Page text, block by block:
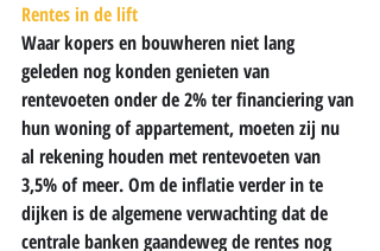
Rentes in de lift
Waar kopers en bouwheren niet lang
geleden nog konden genieten van
rentevoeten onder de 2% ter financiering van
hun woning of appartement, moeten zij nu
al rekening houden met rentevoeten van
3,5% of meer. Om de inflatie verder in te
dijken is de algemene verwachting dat de
centrale banken gaandeweg de rentes nog